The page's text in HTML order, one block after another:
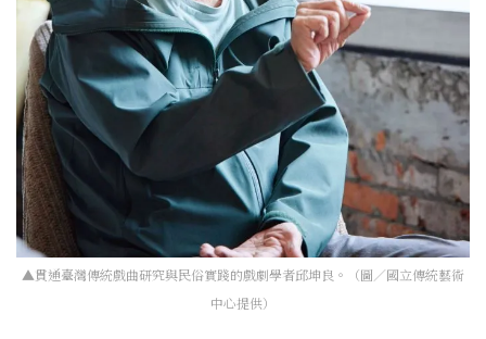
▲貫通臺灣傳統戲曲研究與民俗實踐的戲劇學者邱坤良。（圖／國立傳統藝術
中心提供）